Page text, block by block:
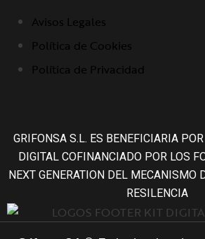
Avisos Legales
Política de Cookies
Política de Privacidad
GRIFONSA S.L. ES BENEFICIARIA
DIGITAL COFINANCIADO POR LOS
NEXT GENERATION DEL MECANISMO
RESILENCIA